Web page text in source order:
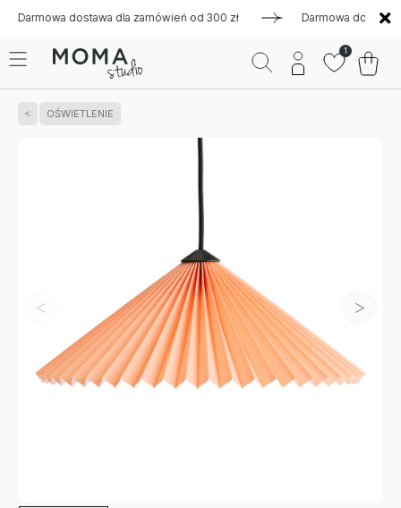
dostawa dla zamówień od 300 zł Darmowa dostawa dla
1
OŚWIETLENIE